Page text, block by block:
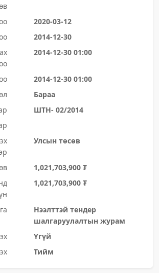
2020-03-12
2014-12-30
2014-12-30 01:00
2014-12-30 01:00
Бараа
ШТН- 02/2014
Улсын төсөв
1,021,703,900 ₮
1,021,703,900 ₮
Нээлттэй тендер
шалгаруулалтын журам
Үгүй
Тийм